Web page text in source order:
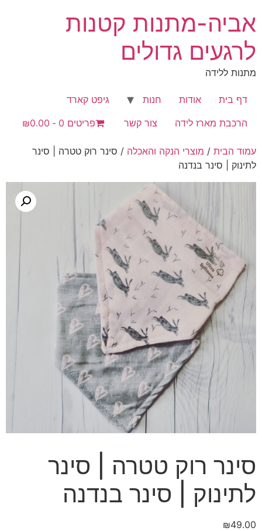
לתוכן
אביה-מתנות קטנות
לרגעים גדולים
מתנות ללידה
דף בית אודות חנות
גיפט קארד
הרכבת מארז לידה
צור קשר פריטים 0 ₪0.00
עמוד הבית / מוצרי הנקה והאכלה / סינר רוק טטרה | סינר
לתינוק | סינר בנדנה
סינר רוק טטרה | סינר
לתינוק | סינר בנדנה
₪49.00